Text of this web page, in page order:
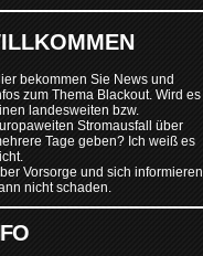
bekommen Sie News und
zum Thema Blackout. Wird es
landesweiten bzw.
Stromausfall über
Tage geben? Ich weiß es
Vorsorge und sich informieren
nicht schaden.